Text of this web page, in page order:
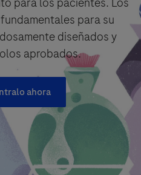
para su
diseñados y
aprobados.
ahora